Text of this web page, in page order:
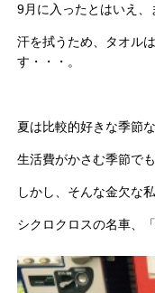
9月に入ったとはいえ、
汗を拭うため、タオル
す・・・。
夏は比較的好きな季節
生活費がかさむ季節でも
しかし、そんな金欠な
シクロクロスの名車、